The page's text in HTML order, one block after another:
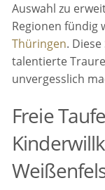
Auswahl zu
Regionen fündig
Thüringen.
talentierte
unvergesslich
Freie